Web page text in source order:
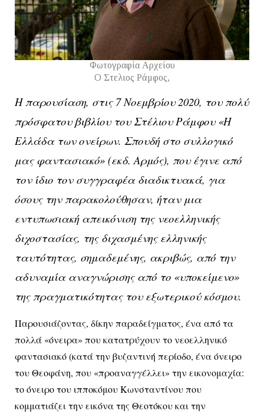
Φωτογραφία Αρχείου
Ο Στελιος Ράμφος,
Η παρουσίαση, στις 7 Νοεμβρίου 2020, του πολύ
πρόσφατου βιβλίου του Στέλιου Ράμφου «Η
Ελλάδα των ονείρων. Σπουδή στο συλλογικό
μας φαντασιακό» (εκδ. Αρμός), που έγινε από
τον ίδιο τον συγγραφέα διαδικτυακά, για
όσους την παρακολούθησαν, ήταν μια
εντυπωσιακή απεικόνιση της νεοελληνικής
διχοστασίας, της διχασμένης ελληνικής
ταυτότητας, σημαδεμένης, ακριβώς, από την
αδυναμία αναγνώρισης από το «υποκείμενο»
της πραγματικότητας του εξωτερικού κόσμου.
Παρουσιάζοντας, δίκην παραδείγματος, ένα από τα
πολλά «όνειρα» που κατατρύχουν το νεοελληνικό
φαντασιακό (κατά την βυζαντινή περίοδο, ένα όνειρο
του Θεοφάνη, που «προαναγγέλλει» την εικονομαχία:
το όνειρο του ιπποκόμου Κωνσταντίνου που
κομματιάζει την εικόνα της Θεοτόκου και την